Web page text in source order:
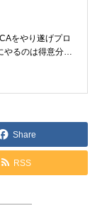
をやり遂げプロ
やるのは得意分
ッションと格闘
Share
RSS